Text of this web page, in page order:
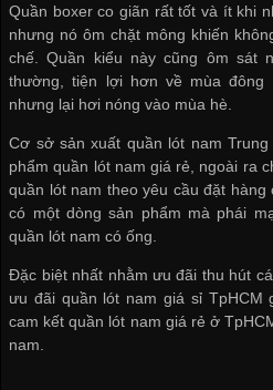
Quần boxer co giãn rất tốt và ít khi
nhưng nó ôm chặt mông khiến
chế. Quần kiểu này cũng ôm sát
thường, tiện lợi hơn về mùa
nhưng lại hơi nóng vào mùa hè.
Cơ sở sản xuất quần lót nam
phẩmquần lót nam giá rẻ , ngoài ra
quần lót nam theo yêu cầu đặt hàng
có một dòng sản phẩm mà phái
quần lót nam có ống
Đặc biệt nhất nhằm ưu đãi thu hút
ưu đãi quần lót nam giá sỉ TpHCM
cam kếtquần lót nam giá rẻ ở
nam.